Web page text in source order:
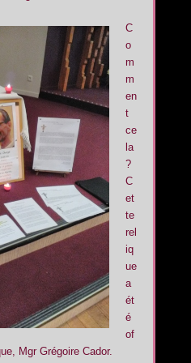
C
o
m
m
en
t
ce
la
?
C
et
te
rel
iq
ue
a
ét
é
of
Mgr Grégoire Cador.